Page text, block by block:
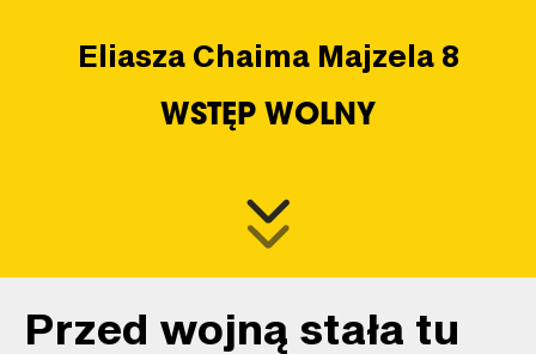
Eliasza Chaima Majzela 8
WSTĘP WOLNY
Przed wojną stała tu